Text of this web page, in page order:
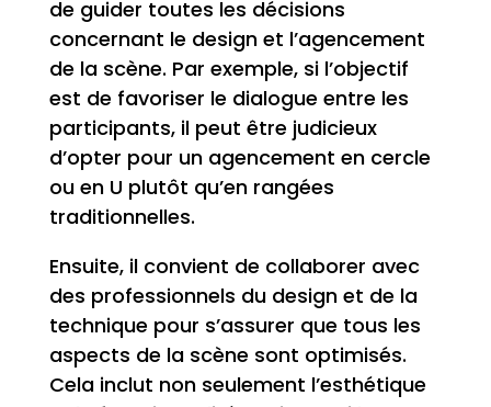
de guider toutes les décisions
concernant le design et l’agencement
de la scène. Par exemple, si l’objectif
est de favoriser le dialogue entre les
participants, il peut être judicieux
d’opter pour un agencement en cercle
ou en U plutôt qu’en rangées
traditionnelles.
Ensuite, il convient de collaborer avec
des professionnels du design et de la
technique pour s’assurer que tous les
aspects de la scène sont optimisés.
Cela inclut non seulement l’esthétique